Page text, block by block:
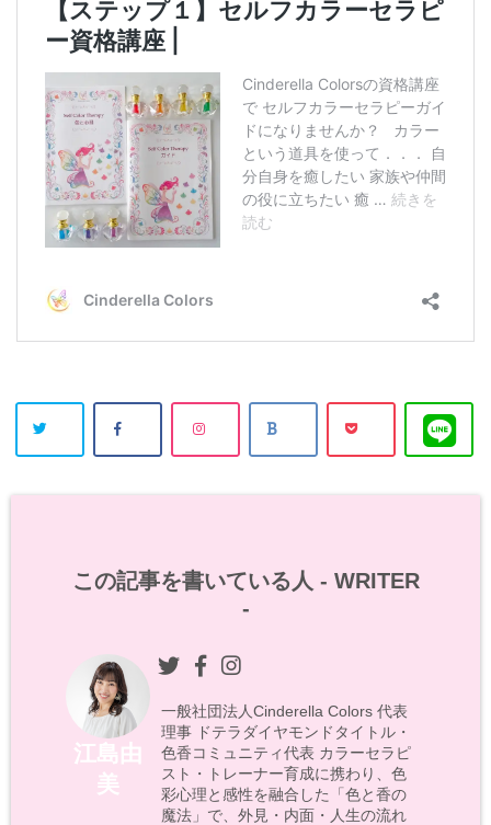
この記事を書いている人 - WRITER
-
江島由
美
一般社団法人Cinderella Colors 代表
理事 ドテラダイヤモンドタイトル・
色香コミュニティ代表 カラーセラピ
スト・トレーナー育成に携わり、色
彩心理と感性を融合した「色と香の
魔法」で、外見・内面・人生の流れ